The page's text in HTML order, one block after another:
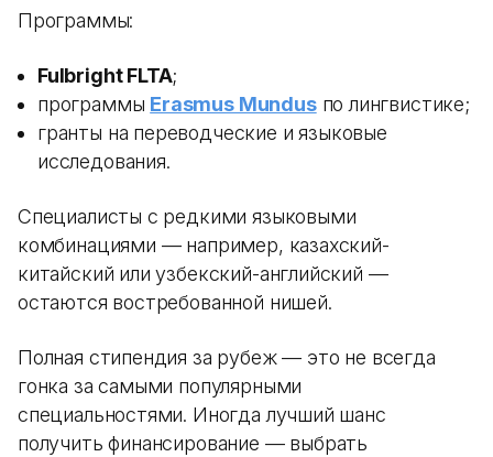
Программы:
Fulbright FLTA;
программы Erasmus Mundusпо лингвистике;
гранты на переводческие и языковые
исследования.
Специалисты с редкими языковыми
комбинациями — например, казахский-
китайский или узбекский-английский —
остаются востребованной нишей.
Полная стипендия за рубеж — это не всегда
гонка за самыми популярными
специальностями. Иногда лучший шанс
получить финансирование — выбрать